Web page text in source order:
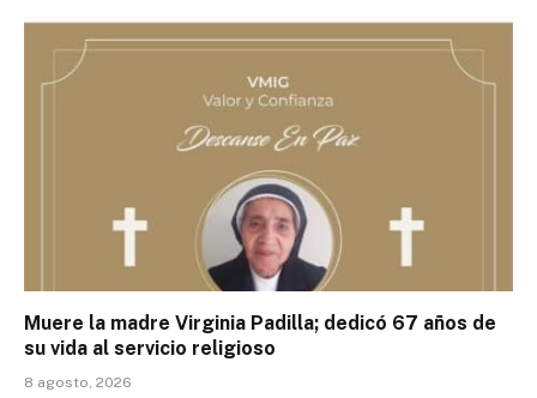
Muere la madre Virginia Padilla; dedicó 67 años de
su vida al servicio religioso
8 agosto, 2026